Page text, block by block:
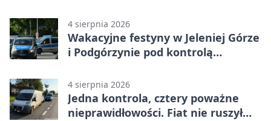
4 sierpnia 2026
Wakacyjne festyny w Jeleniej Górze
i Podgórzynie pod kontrolą
4 sierpnia 2026
Jedna kontrola, cztery poważne
nieprawidłowości. Fiat nie ruszył